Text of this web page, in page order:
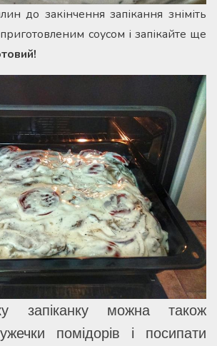
до закінчення запікання зніміть
соусом і запікайте ще
запіканку можна також
помідорів і посипати